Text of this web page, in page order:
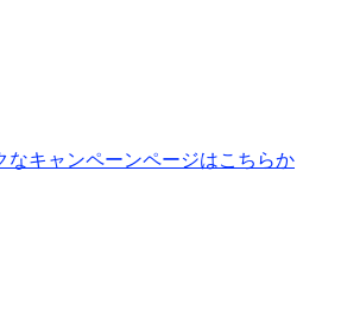
なキャンペーンページはこちらか